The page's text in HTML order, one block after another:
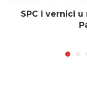
SPC i vernici